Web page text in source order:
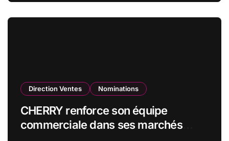
Direction Ventes Nominations
CHERRY renforce son équipe
commerciale dans ses marchés